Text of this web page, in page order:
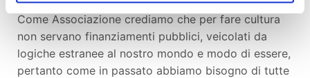
Come Associazione crediamo che per fare cultura
non servano finanziamenti pubblici, veicolati da
logiche estranee al nostro mondo e modo di essere,
pertanto come in passato abbiamo bisogno di tutte